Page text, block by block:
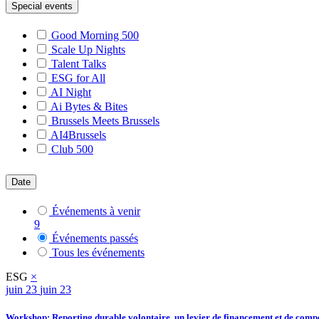
Special events
Good Morning 500
Scale Up Nights
Talent Talks
ESG for All
AI Night
Ai Bytes & Bites
Brussels Meets Brussels
AI4Brussels
Club 500
Date
Événements à venir
9
Événements passés
Tous les événements
ESG ×
juin 23 juin 23